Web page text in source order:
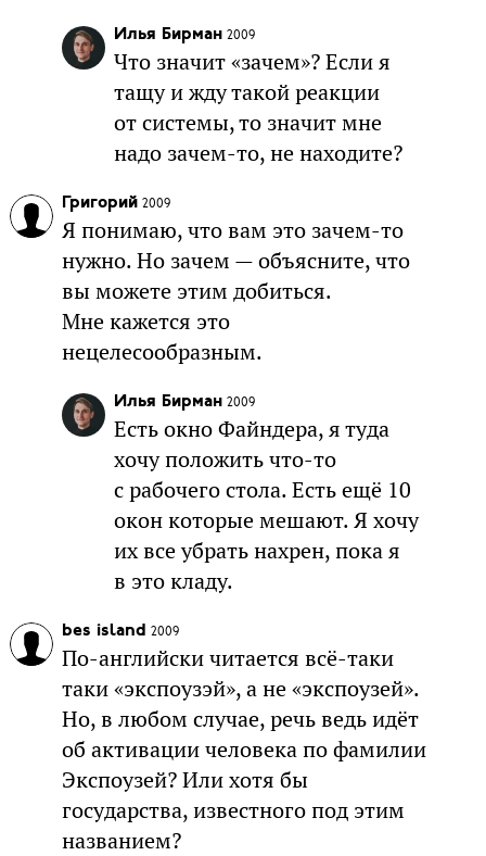
Илья Бирман 2009
Что значит «зачем»? Если я
тащу и жду такой реакции
от системы, то значит мне
надо зачем-то, не находите?
Григорий 2009
Я понимаю, что вам это зачем-то
нужно. Но зачем — объясните, что
вы можете этим добиться.
Мне кажется это
нецелесообразным.
Илья Бирман 2009
Есть окно Файндера, я туда
хочу положить что-то
с рабочего стола. Есть ещё 10
окон которые мешают. Я хочу
их все убрать нахрен, пока я
в это кладу.
bes island 2009
По-английски читается всё-таки
таки «экспоузэй», а не «экспоузей».
Но, в любом случае, речь ведь идёт
об активации человека по фамилии
Экспоузей? Или хотя бы
государства, известного под этим
названием?